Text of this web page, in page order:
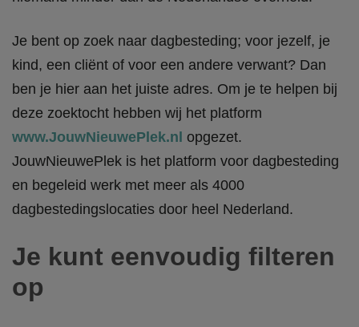
Je bent op zoek naar dagbesteding; voor jezelf, je
kind, een cliënt of voor een andere verwant? Dan
ben je hier aan het juiste adres. Om je te helpen bij
deze zoektocht hebben wij het platform
www.JouwNieuwePlek.nl opgezet.
JouwNieuwePlek is het platform voor dagbesteding
en begeleid werk met meer als 4000
dagbestedingslocaties door heel Nederland.
Je kunt eenvoudig filteren
op